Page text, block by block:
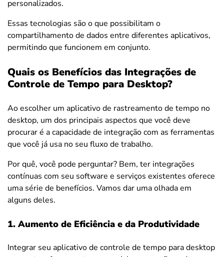
personalizados.
Essas tecnologias são o que possibilitam o
compartilhamento de dados entre diferentes aplicativos,
permitindo que funcionem em conjunto.
Quais os Benefícios das Integrações de
Controle de Tempo para Desktop?
Ao escolher um aplicativo de rastreamento de tempo no
desktop, um dos principais aspectos que você deve
procurar é a capacidade de integração com as ferramentas
que você já usa no seu fluxo de trabalho.
Por quê, você pode perguntar? Bem, ter integrações
contínuas com seu software e serviços existentes oferece
uma série de benefícios. Vamos dar uma olhada em
alguns deles.
1. Aumento de Eficiência e da Produtividade
Integrar seu aplicativo de controle de tempo para desktop